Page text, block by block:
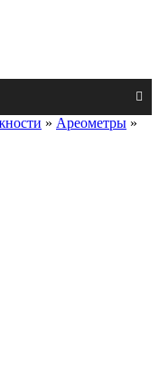
» Ареометры »